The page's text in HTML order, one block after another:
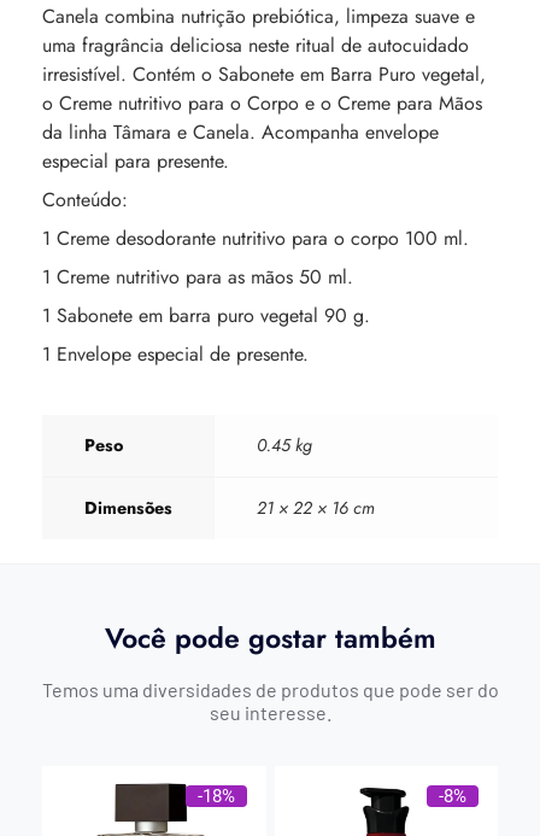
Canela combina nutrição prebiótica, limpeza suave e
uma fragrância deliciosa neste ritual de autocuidado
irresistível. Contém o Sabonete em Barra Puro vegetal,
o Creme nutritivo para o Corpo e o Creme para Mãos
da linha Tâmara e Canela. Acompanha envelope
especial para presente.
Conteúdo:
1 Creme desodorante nutritivo para o corpo 100 ml.
1 Creme nutritivo para as mãos 50 ml.
1 Sabonete em barra puro vegetal 90 g.
1 Envelope especial de presente.
Peso 0.45 kg
Dimensões 21 × 22 × 16 cm
Você pode gostar também
Temos uma diversidades de produtos que pode ser do
seu interesse.
-18% -8%